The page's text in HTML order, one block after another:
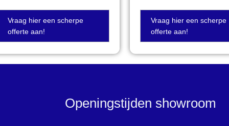
Vraag hier een scherpe
offerte aan!
Vraag hier een scherpe
offerte aan!
Openingstijden showroom